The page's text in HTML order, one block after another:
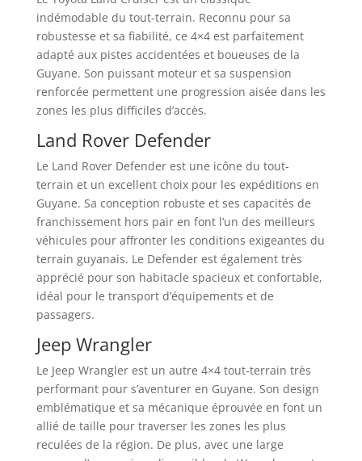
indémodable du tout-terrain. Reconnu pour sa
robustesse et sa fiabilité, ce 4×4 est parfaitement
adapté aux pistes accidentées et boueuses de la
Guyane. Son puissant moteur et sa suspension
renforcée permettent une progression aisée dans les
zones les plus difficiles d’accès.
Land Rover Defender
Le Land Rover Defender est une icône du tout-
terrain et un excellent choix pour les expéditions en
Guyane. Sa conception robuste et ses capacités de
franchissement hors pair en font l’un des meilleurs
véhicules pour affronter les conditions exigeantes du
terrain guyanais. Le Defender est également très
apprécié pour son habitacle spacieux et confortable,
idéal pour le transport d’équipements et de
passagers.
Jeep Wrangler
Le Jeep Wrangler est un autre 4×4 tout-terrain très
performant pour s’aventurer en Guyane. Son design
emblématique et sa mécanique éprouvée en font un
allié de taille pour traverser les zones les plus
reculées de la région. De plus, avec une large